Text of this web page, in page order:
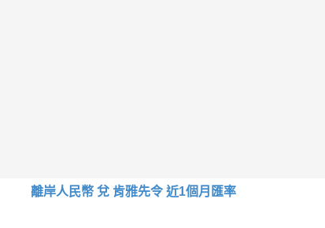
離岸人民幣 兌 肯雅先令 近1個月匯率